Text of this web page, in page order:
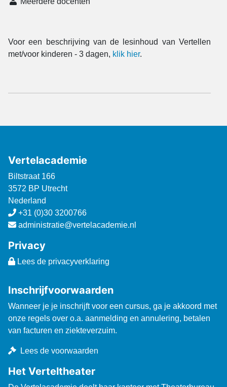
Voor een beschrijving van de lesinhoud van Vertellen
met/voor kinderen - 3 dagen, klik hier.
Vertelacademie
Biltstraat 166
3572 BP Utrecht
Nederland
+31 (0)30 3200766
administratie@vertelacademie.nl
Privacy
Lees de privacyverklaring
Inschrijfvoorwaarden
Wanneer je je inschrijft voor een cursus, ga je akkoord met
onze regels over o.a. aanmelding en annulering, betalen
van facturen en ziekteverzuim.
Lees de voorwaarden
Het Verteltheater